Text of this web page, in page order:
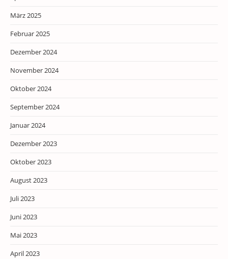
März 2025
Februar 2025
Dezember 2024
November 2024
Oktober 2024
September 2024
Januar 2024
Dezember 2023
Oktober 2023
August 2023
Juli 2023
Juni 2023
Mai 2023
April 2023